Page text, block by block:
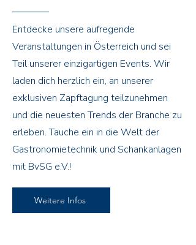
Entdecke unsere aufregende
Veranstaltungen in Österreich und sei
Teil unserer einzigartigen Events. Wir
laden dich herzlich ein, an unserer
exklusiven Zapftagung teilzunehmen
und die neuesten Trends der Branche zu
erleben. Tauche ein in die Welt der
Gastronomietechnik und Schankanlagen
mit BvSG e.V.!
Weitere Infos